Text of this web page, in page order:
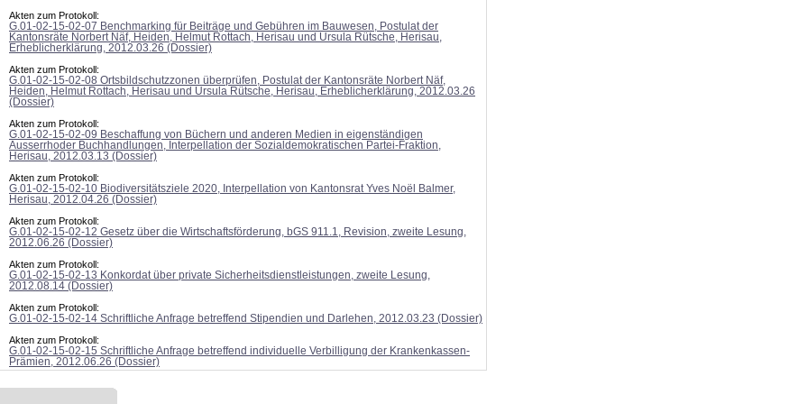
Akten zum Protokoll:
G.01-02-15-02-07 Benchmarking für Beiträge und Gebühren im Bauwesen, Postulat der
Kantonsräte Norbert Näf, Heiden, Helmut Rottach, Herisau und Ursula Rütsche, Herisau,
Erheblicherklärung, 2012.03.26 (Dossier)
Akten zum Protokoll:
G.01-02-15-02-08 Ortsbildschutzzonen überprüfen, Postulat der Kantonsräte Norbert Näf,
Heiden, Helmut Rottach, Herisau und Ursula Rütsche, Herisau, Erheblicherklärung, 2012.03.26
(Dossier)
Akten zum Protokoll:
G.01-02-15-02-09 Beschaffung von Büchern und anderen Medien in eigenständigen
Ausserrhoder Buchhandlungen, Interpellation der Sozialdemokratischen Partei-Fraktion,
Herisau, 2012.03.13 (Dossier)
Akten zum Protokoll:
G.01-02-15-02-10 Biodiversitätsziele 2020, Interpellation von Kantonsrat Yves Noël Balmer,
Herisau, 2012.04.26 (Dossier)
Akten zum Protokoll:
G.01-02-15-02-12 Gesetz über die Wirtschaftsförderung, bGS 911.1, Revision, zweite Lesung,
2012.06.26 (Dossier)
Akten zum Protokoll:
G.01-02-15-02-13 Konkordat über private Sicherheitsdienstleistungen, zweite Lesung,
2012.08.14 (Dossier)
Akten zum Protokoll:
G.01-02-15-02-14 Schriftliche Anfrage betreffend Stipendien und Darlehen, 2012.03.23 (Dossier)
Akten zum Protokoll:
G.01-02-15-02-15 Schriftliche Anfrage betreffend individuelle Verbilligung der Krankenkassen-
Prämien, 2012.06.26 (Dossier)